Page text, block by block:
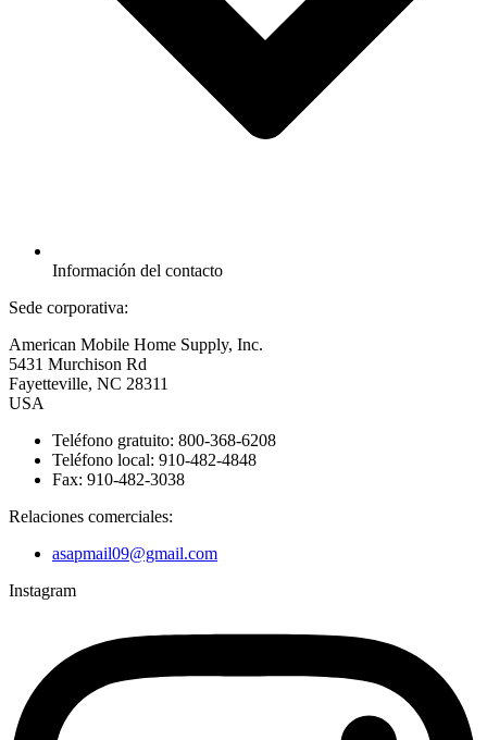
Información del contacto
Sede corporativa:
American Mobile Home Supply, Inc.
5431 Murchison Rd
Fayetteville, NC 28311
USA
Teléfono gratuito: 800-368-6208
Teléfono local: 910-482-4848
Fax: 910-482-3038
Relaciones comerciales:
asapmail09@gmail.com
Instagram